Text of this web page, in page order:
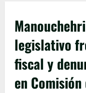
legislativo
fiscal y
en